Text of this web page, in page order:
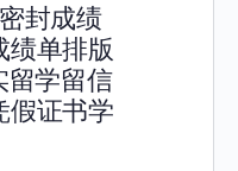
封成绩
绩单排版
留学留信
假证书学